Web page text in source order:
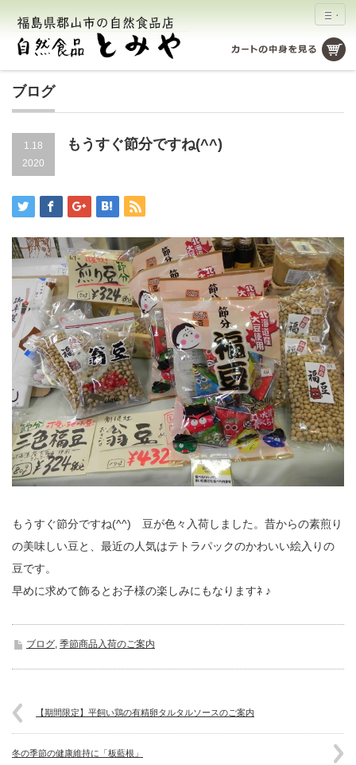
ブログ
1.18
2020
もうすぐ節分ですね(^^)
もうすぐ節分ですね(^^) 豆が色々入荷しました。昔からの素煎り
の美味しい豆と、最近の人気はテトラパックのかわいい絵入りの
豆です。
早めに求めて飾るとお子様の楽しみにもなりますﾈ ♪
ブログ, 季節商品入荷のご案内
【期間限定】平飼い鶏の有精卵タルタルソースのご案内
冬の季節の健康維持に「板藍根」